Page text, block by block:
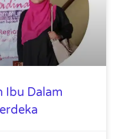
Ibu Dalam